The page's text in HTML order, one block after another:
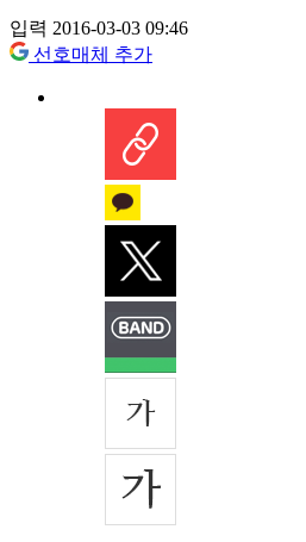
입력 2016-03-03 09:46
선호매체 추가